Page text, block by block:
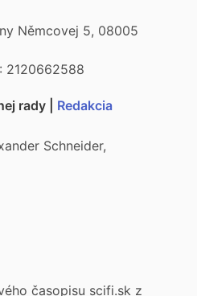
Němcovej 5, 08005
2120662588
rady | Redakcia
Schneider,
časopisu scifi.sk z